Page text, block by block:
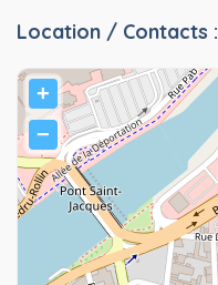
Location / Contacts :
+
−